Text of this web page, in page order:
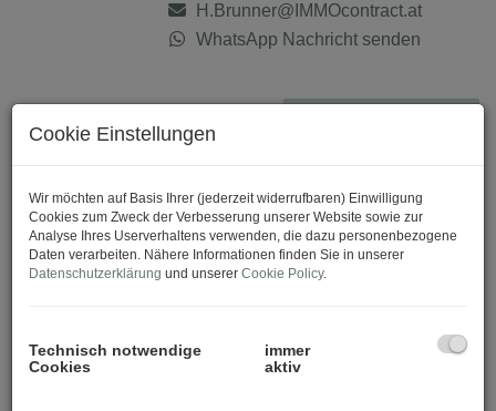
H.Brunner@IMMOcontract.at
WhatsApp Nachricht senden
Cookie Einstellungen
Wir möchten auf Basis Ihrer (jederzeit widerrufbaren) Einwilligung
Cookies zum Zweck der Verbesserung unserer Website sowie zur
Analyse Ihres Userverhaltens verwenden, die dazu personenbezogene
Daten verarbeiten. Nähere Informationen finden Sie in unserer
Datenschutzerklärung und unserer Cookie Policy.
Technisch notwendige
Cookies
immer
aktiv